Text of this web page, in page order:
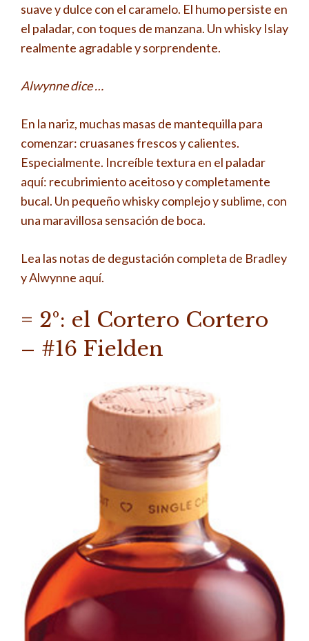
suave y dulce con el caramelo. El humo persiste en
el paladar, con toques de manzana. Un whisky Islay
realmente agradable y sorprendente.
Alwynne dice …
En la nariz, muchas masas de mantequilla para
comenzar: cruasanes frescos y calientes.
Especialmente. Increíble textura en el paladar
aquí: recubrimiento aceitoso y completamente
bucal. Un pequeño whisky complejo y sublime, con
una maravillosa sensación de boca.
Lea las notas de degustación completa de Bradley
y Alwynne aquí.
= 2º: el Cortero Cortero
– #16 Fielden